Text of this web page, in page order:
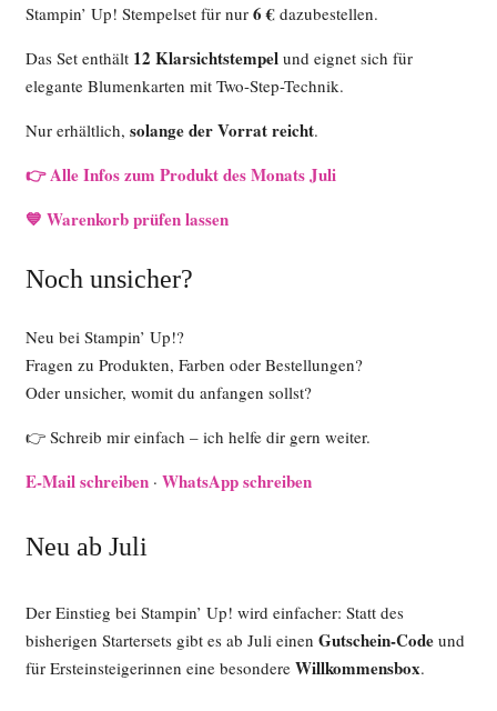
Stampin’ Up! Stempelset für nur 6 €dazubestellen.
Das Set enthält 12 Klarsichtstempelund eignet sich für
elegante Blumenkarten mit Two-Step-Technik.
Nur erhältlich, solange der Vorrat reicht.
👉 Alle Infos zum Produkt des Monats Juli
💙 Warenkorb prüfen lassen
Noch unsicher?
Neu bei Stampin’ Up!?
Fragen zu Produkten, Farben oder Bestellungen?
Oder unsicher, womit du anfangen sollst?
👉 Schreib mir einfach – ich helfe dir gern weiter.
E-Mail schreiben · WhatsApp schreiben
Neu ab Juli
Der Einstieg bei Stampin’ Up! wird einfacher: Statt des
bisherigen Startersets gibt es ab Juli einen Gutschein-Codeund
für Ersteinsteigerinnen eine besondere Willkommensbox.